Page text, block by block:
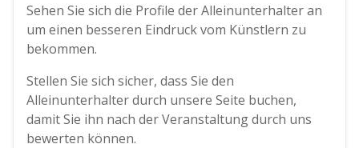
Sehen Sie sich die Profile der Alleinunterhalter an
um einen besseren Eindruck vom Künstlern zu
bekommen.
Stellen Sie sich sicher, dass Sie den
Alleinunterhalter durch unsere Seite buchen,
damit Sie ihn nach der Veranstaltung durch uns
bewerten können.